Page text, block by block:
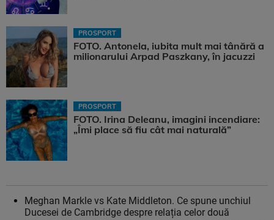
PROSPORT
FOTO. Antonela, iubita mult mai tânără a
milionarului Arpad Paszkany, în jacuzzi
PROSPORT
FOTO. Irina Deleanu, imagini incendiare:
„Îmi place să fiu cât mai naturală”
Meghan Markle vs Kate Middleton. Ce spune unchiul
Ducesei de Cambridge despre relația celor două